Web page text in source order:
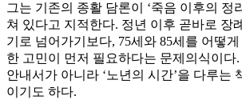
그는 기존의 종활 담론이 ‘죽음 이후의 정
쳐 있다고 지적한다. 정년 이후 곧바로 장
기로 넘어가기보다, 75세와 85세를 어떻
한 고민이 먼저 필요하다는 문제의식이다.
안내서가 아니라 ‘노년의 시간’을 다루는
이기도 하다.